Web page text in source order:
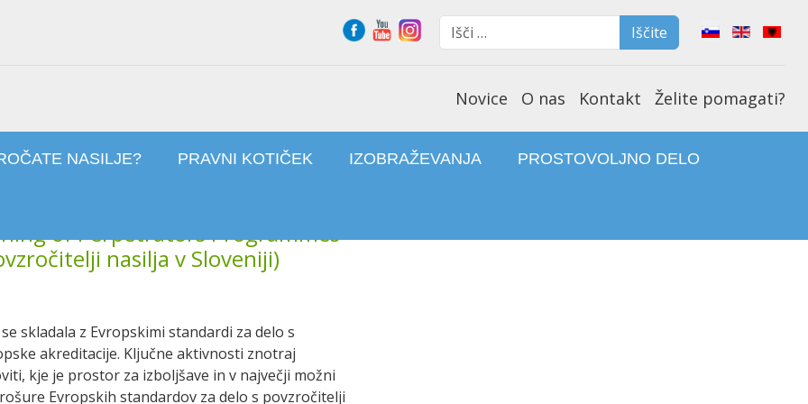
Select your
Iščite
Iščite
Novice O nas Kontakt Želite pomagati?
NASILJE? PRAVNI KOTIČEK IZOBRAŽEVANJA PROSTOVOLJNO DELO
of Perpetrators Programmes
nasilja v Sloveniji)
skladala z Evropskimi standardi za delo s
akreditacije. Ključne aktivnosti znotraj
kje je prostor za izboljšave in v največji možni
Evropskih standardov za delo s povzročitelji